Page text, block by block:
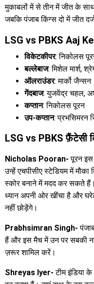
मुकाबलों में से तीन में जीत के
जबकि पंजाब किंग्स दो में जीत
LSG vs PBKS Aaj
विकेटकीपर: निकोलस
बल्लेबाज: मिशेल मार्श,
ऑलराउंडर: मार्को जैन्सन
गेंदबाज: युजवेंद्र चहल,
कप्तान: निकोलस पूरन
उप-कप्तान: प्रभसिमरन
LSG vs PBKS फ़ैंटेसी
Nicholas Pooran- पूरन इस
उन्हें एचपीसीए स्टेडियम में मौका
स्कोर बनाने में मदद कर सकते
ध्यान अपनी ओर खींचा है और
नहीं छोड़ेंगे।
Prabhsimran Singh-
हैं और इस मैच में उन पर सबकी
ज़रूर शामिल करें।
Shreyas Iyer- टीम इंडिया